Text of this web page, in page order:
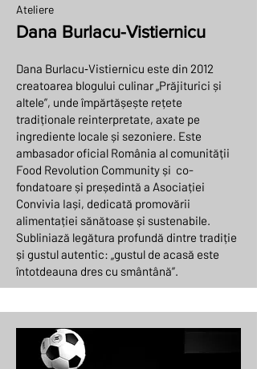
Ateliere
Dana Burlacu-Vistiernicu
Dana Burlacu‑Vistiernicu este din 2012
creatoarea blogului culinar „Prăjiturici și
altele”, unde împărtășește rețete
tradiționale reinterpretate, axate pe
ingrediente locale și sezoniere. Este
ambasador oficial România al comunității
Food Revolution Community și co-
fondatoare și președintă a Asociației
Convivia Iași, dedicată promovării
alimentației sănătoase și sustenabile.
Subliniază legătura profundă dintre tradiție
și gustul autentic: „gustul de acasă este
întotdeauna dres cu smântână”.